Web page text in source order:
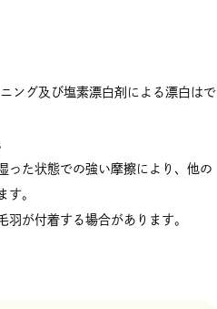
ング及び塩素漂白剤による漂白はで
った状態での強い摩擦により、他の
す。
が付着する場合があります。